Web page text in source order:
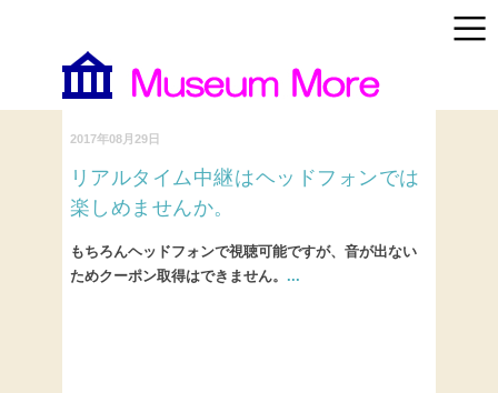
2017年08月29日
リアルタイム中継はヘッドフォンでは
楽しめませんか。
もちろんヘッドフォンで視聴可能ですが、音が出ない
ためクーポン取得はできません。 ...